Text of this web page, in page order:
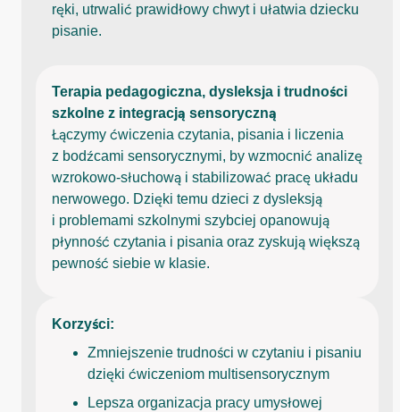
ręki, utrwalić prawidłowy chwyt i ułatwia dziecku
pisanie.
Terapia pedagogiczna, dysleksja i trudności
szkolne z integracją sensoryczną
Łączymy ćwiczenia czytania, pisania i liczenia
z bodźcami sensorycznymi, by wzmocnić analizę
wzrokowo-słuchową i stabilizować pracę układu
nerwowego. Dzięki temu dzieci z dysleksją
i problemami szkolnymi szybciej opanowują
płynność czytania i pisania oraz zyskują większą
pewność siebie w klasie.
Korzyści:
Zmniejszenie trudności w czytaniu i pisaniu
dzięki ćwiczeniom multisensorycznym
Lepsza organizacja pracy umysłowej